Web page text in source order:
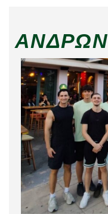
ΑΝΔΡΏΝ